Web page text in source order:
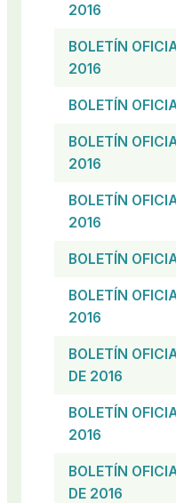
2016
BOLETÍN
2016
BOLETÍN
BOLETÍN
2016
BOLETÍN
2016
BOLETÍN
BOLETÍN
2016
BOLETÍN
DE 2016
BOLETÍN
2016
BOLETÍN
DE 2016